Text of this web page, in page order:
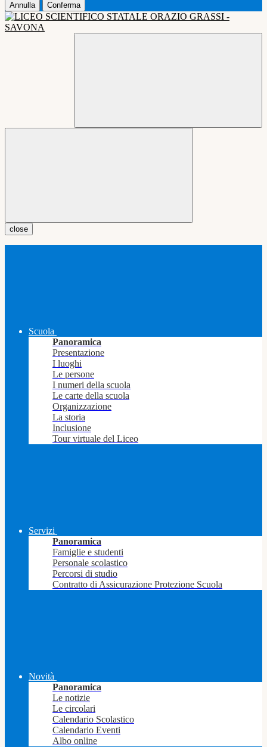
Annulla Conferma
close
Scuola
Panoramica
Presentazione
I luoghi
Le persone
I numeri della scuola
Le carte della scuola
Organizzazione
La storia
Inclusione
Tour virtuale del Liceo
Servizi
Panoramica
Famiglie e studenti
Personale scolastico
Percorsi di studio
Contratto di Assicurazione Protezione Scuola
Novità
Panoramica
Le notizie
Le circolari
Calendario Scolastico
Calendario Eventi
Albo online